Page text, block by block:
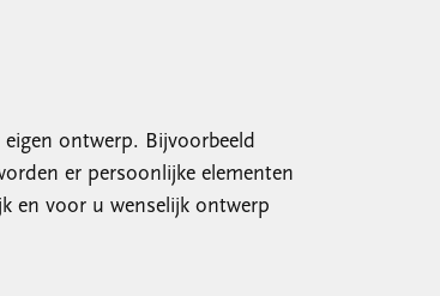
ontwerp. Bijvoorbeeld
er persoonlijke elementen
en voor u wenselijk ontwerp